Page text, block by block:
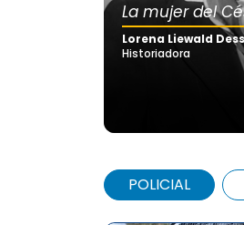
La mujer del
Lorena Liewald
Historiadora
POLICIAL